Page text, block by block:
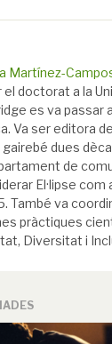
Martínez-
el doctorat a la
es va passar
Va ser editora
dues
de
El·lipse
També va
pràctiques
Diversitat i